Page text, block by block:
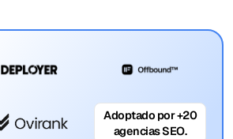
Adoptado por +20
agencias SEO.